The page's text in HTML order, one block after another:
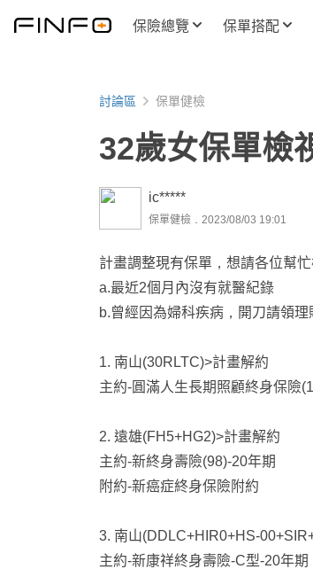
保險總覽 保單搭配
討論區 保單健檢
32歲女保單檢
ic*****
保單健檢．2023/08/03 19:01
計畫調整現有保單，想請各位幫
a.最近2個月內沒有就醫紀錄
b.曾經因為婦科疾病，開刀請領理
1. 南山(30RLTC)>計畫解約
主約-圓滿人生長期照顧終身保險
2. 遠雄(FH5+HG2)>計畫解約
主約-新終身壽險(98)-20年期
附約-新癌症終身保險附約
3. 南山(DDLC+HIR0+HS-
主約-新康祥終身壽險-C型-20年期